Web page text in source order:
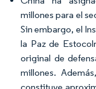
millones para el
Sin embargo, el
la Paz de
original de
millones.